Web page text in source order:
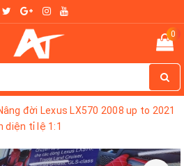
0
đời Lexus LX570 2008 up to 2021
diện tỉ lệ 1:1